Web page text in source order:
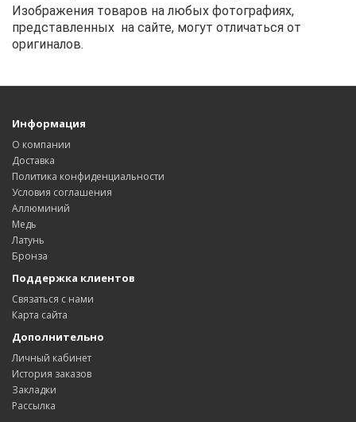
Изображения товаров на любых фотографиях,
представленных на сайте, могут отличаться от
оригиналов.
Информация
О компании
Доставка
Политика конфиденциальности
Условия соглашения
Аллюминий
Медь
Латунь
Бронза
Поддержка клиентов
Связаться с нами
Карта сайта
Дополнительно
Личный кабинет
История заказов
Закладки
Рассылка